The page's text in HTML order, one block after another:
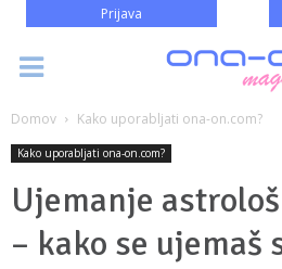
Prijava
Domov Kako uporabljati ona-on.com?
Kako uporabljati ona-on.com?
Ujemanje
– kako se ujemaš